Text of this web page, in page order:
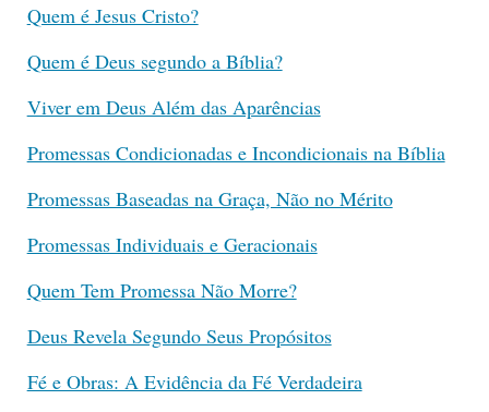
Quem é Jesus Cristo?
Quem é Deus segundo a Bíblia?
Viver em Deus Além das Aparências
Promessas Condicionadas e Incondicionais na Bíblia
Promessas Baseadas na Graça, Não no Mérito
Promessas Individuais e Geracionais
Quem Tem Promessa Não Morre?
Deus Revela Segundo Seus Propósitos
Fé e Obras: A Evidência da Fé Verdadeira